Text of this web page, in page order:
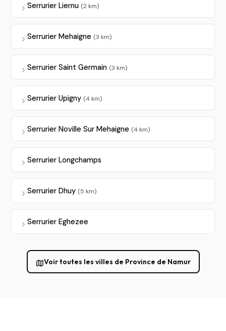
Serrurier Liernu (2 km)
Serrurier Mehaigne (3 km)
Serrurier Saint Germain (3 km)
Serrurier Upigny (4 km)
Serrurier Noville Sur Mehaigne (4 km)
Serrurier Longchamps
Serrurier Dhuy (5 km)
Serrurier Eghezee
Voir toutes les villes de Province de Namur